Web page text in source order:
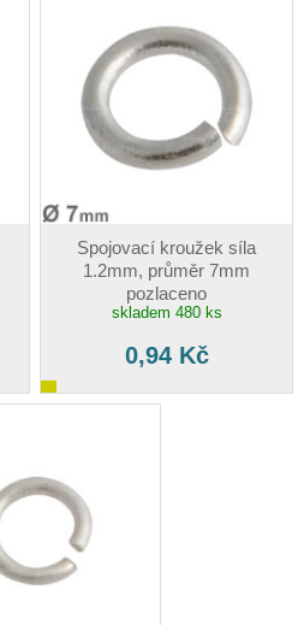
Spojovací kroužek síla
1.2mm, průměr 7mm
pozlaceno
skladem 480 ks
0,94 Kč